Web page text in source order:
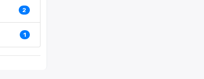
2
1